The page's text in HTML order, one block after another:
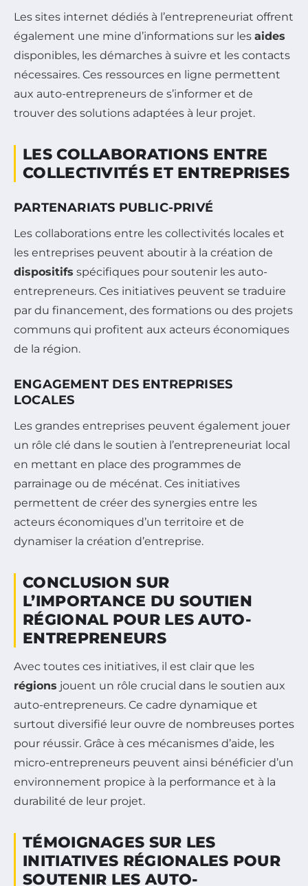
Les sites internet dédiés à l’entrepreneuriat offrent
également une mine d’informations sur les aides
disponibles, les démarches à suivre et les contacts
nécessaires. Ces ressources en ligne permettent
aux auto-entrepreneurs de s’informer et de
trouver des solutions adaptées à leur projet.
LES COLLABORATIONS ENTRE
COLLECTIVITÉS ET ENTREPRISES
PARTENARIATS PUBLIC-PRIVÉ
Les collaborations entre les collectivités locales et
les entreprises peuvent aboutir à la création de
dispositifs spécifiques pour soutenir les auto-
entrepreneurs. Ces initiatives peuvent se traduire
par du financement, des formations ou des projets
communs qui profitent aux acteurs économiques
de la région.
ENGAGEMENT DES ENTREPRISES
LOCALES
Les grandes entreprises peuvent également jouer
un rôle clé dans le soutien à l’entrepreneuriat local
en mettant en place des programmes de
parrainage ou de mécénat. Ces initiatives
permettent de créer des synergies entre les
acteurs économiques d’un territoire et de
dynamiser la création d’entreprise.
CONCLUSION SUR
L’IMPORTANCE DU SOUTIEN
RÉGIONAL POUR LES AUTO-
ENTREPRENEURS
Avec toutes ces initiatives, il est clair que les
régions jouent un rôle crucial dans le soutien aux
auto-entrepreneurs. Ce cadre dynamique et
surtout diversifié leur ouvre de nombreuses portes
pour réussir. Grâce à ces mécanismes d’aide, les
micro-entrepreneurs peuvent ainsi bénéficier d’un
environnement propice à la performance et à la
durabilité de leur projet.
TÉMOIGNAGES SUR LES
INITIATIVES RÉGIONALES POUR
SOUTENIR LES AUTO-